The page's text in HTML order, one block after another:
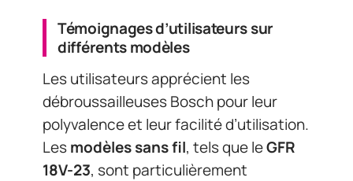
Témoignages d’utilisateurs sur
différents modèles
Les utilisateurs apprécient les
débroussailleuses Bosch pour leur
polyvalence et leur facilité d’utilisation.
Lesmodèles sans fil, tels que leGFR
18V-23, sont particulièrement